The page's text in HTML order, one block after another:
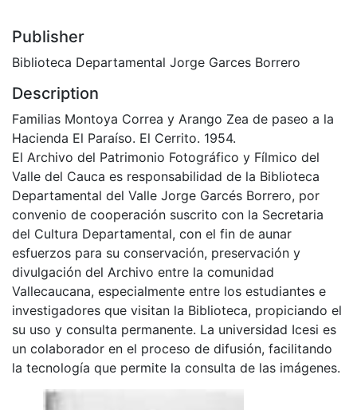
Publisher
Biblioteca Departamental Jorge Garces Borrero
Description
Familias Montoya Correa y Arango Zea de paseo a la
Hacienda El Paraíso. El Cerrito. 1954.
El Archivo del Patrimonio Fotográfico y Fílmico del
Valle del Cauca es responsabilidad de la Biblioteca
Departamental del Valle Jorge Garcés Borrero, por
convenio de cooperación suscrito con la Secretaria
del Cultura Departamental, con el fin de aunar
esfuerzos para su conservación, preservación y
divulgación del Archivo entre la comunidad
Vallecaucana, especialmente entre los estudiantes e
investigadores que visitan la Biblioteca, propiciando el
su uso y consulta permanente. La universidad Icesi es
un colaborador en el proceso de difusión, facilitando
la tecnología que permite la consulta de las imágenes.